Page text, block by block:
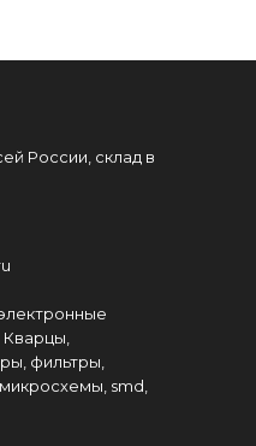
России, склад в
фильтры,
smd,